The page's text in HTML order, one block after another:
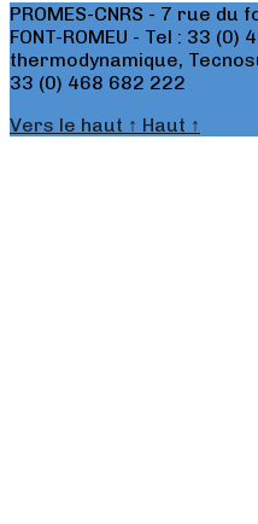
PROMES-CNRS - 7 rue
FONT-ROMEU - Tel : 33
thermodynamique,
33 (0) 468 682 222
Vers le haut ↑ Haut ↑